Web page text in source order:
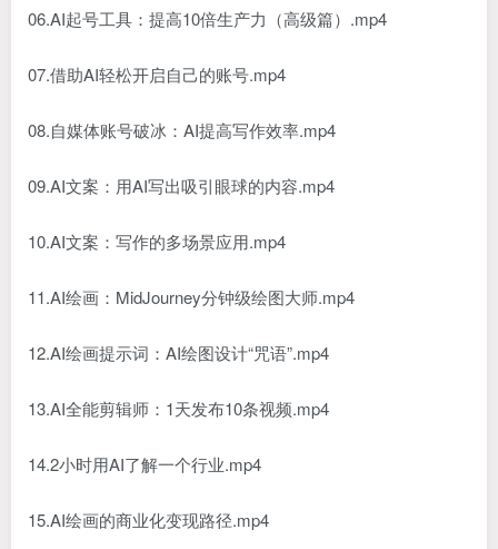
06.AI起号工具：提高10倍生产力（高级篇）.mp4
07.借助AI轻松开启自己的账号.mp4
08.自媒体账号破冰：AI提高写作效率.mp4
09.AI文案：用AI写出吸引眼球的内容.mp4
10.AI文案：写作的多场景应用.mp4
11.AI绘画：MidJourney分钟级绘图大师.mp4
12.AI绘画提示词：AI绘图设计“咒语”.mp4
13.AI全能剪辑师：1天发布10条视频.mp4
14.2小时用AI了解一个行业.mp4
15.AI绘画的商业化变现路径.mp4